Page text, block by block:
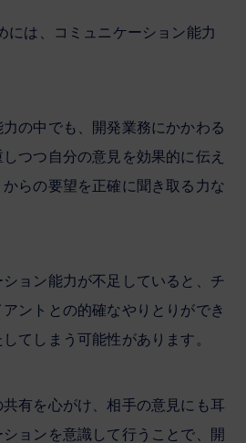
には、コミュニケーション能力
の中でも、開発業務にかかわる
つつ自分の意見を効果的に伝え
らの要望を正確に聞き取る力な
ョン能力が不足していると、チ
ントとの的確なやりとりができ
てしまう可能性があります。
有を心がけ、相手の意見にも耳
ョンを意識して行うことで、開